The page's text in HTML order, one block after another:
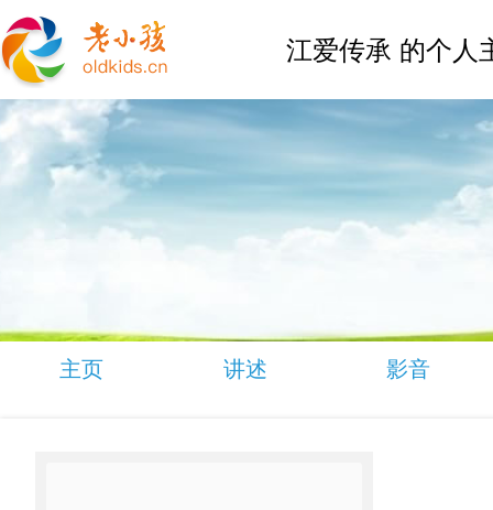
江爱传承 的个人
主页 讲述 影音